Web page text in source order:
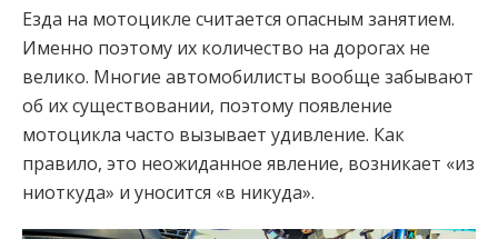
Езда на мотоцикле считается опасным занятием.
Именно поэтому их количество на дорогах не
велико. Многие автомобилисты вообще забывают
об их существовании, поэтому появление
мотоцикла часто вызывает удивление. Как
правило, это неожиданное явление, возникает «из
ниоткуда» и уносится «в никуда».